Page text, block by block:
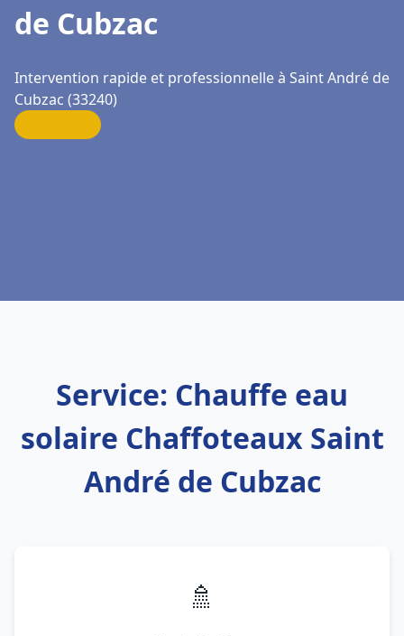
de Cubzac
Intervention rapide et professionnelle à Saint André de
Cubzac (33240)
Service: Chauffe eau
solaire Chaffoteaux Saint
André de Cubzac
🚿